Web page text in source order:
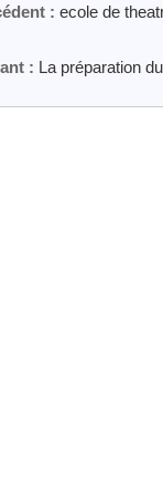
: ecole de
: La préparation